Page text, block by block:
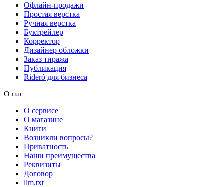
Офлайн-продажи
Простая верстка
Ручная верстка
Буктрейлер
Корректор
Дизайнер обложки
Заказ тиража
Публикация
Rideró для бизнеса
О нас
О сервисе
О магазине
Книги
Возникли вопросы?
Приватность
Наши преимущества
Реквизиты
Договор
llm.txt